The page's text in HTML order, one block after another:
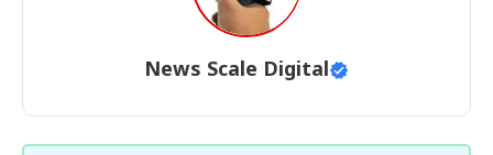
News Scale Digital